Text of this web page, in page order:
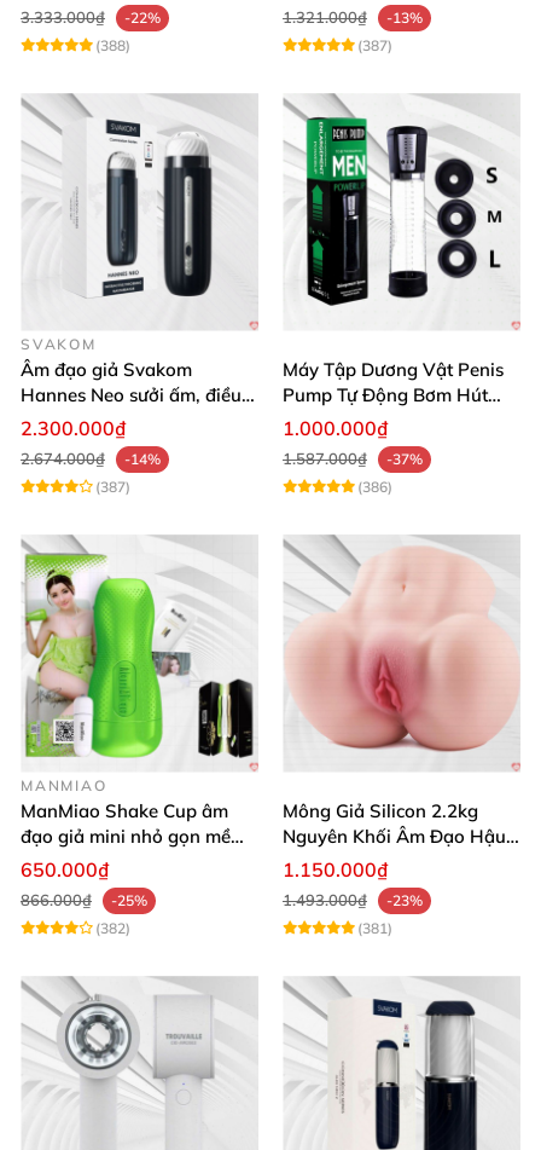
3.333.000₫
-22%
(388)
1.321.000₫
-13%
(387)
SVAKOM
Âm đạo giả Svakom
Hannes Neo sưởi ấm, điều
khiển app thông minh
2.300.000₫
2.674.000₫
-14%
(387)
Máy Tập Dương Vật Penis
Pump Tự Động Bơm Hút
Kích Thước Lớn
1.000.000₫
1.587.000₫
-37%
(386)
MANMIAO
ManMiao Shake Cup âm
đạo giả mini nhỏ gọn mềm
mịn
650.000₫
866.000₫
-25%
(382)
Mông Giả Silicon 2.2kg
Nguyên Khối Âm Đạo Hậu
Môn Siêu Thật
1.150.000₫
1.493.000₫
-23%
(381)